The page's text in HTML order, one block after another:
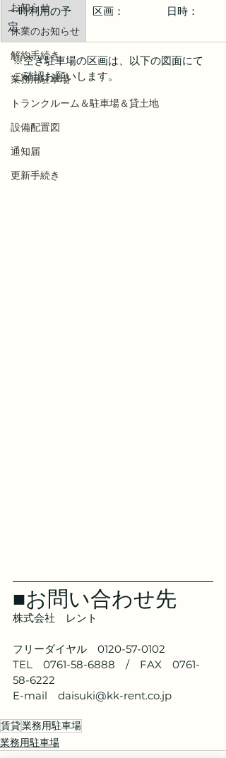
お知らせ
休業のお知らせ
解約手続き
業務用駐車場
トランクルーム＆駐車場＆貸土地
設備配置図
通知届
更新手続き
一時利用の予
定
区画：　　　　日時：
※空き駐車場の区画は、以下の図面にて
ご確認お願いします。
■お問い合わせ先
株式会社　レント
フリーダイヤル　0120-57-0102
TEL　0761-58-6888　/　FAX　0761-
58-6222
E-mail　daisuki@kk-rent.co.jp
賃貸業務用駐車場
業務用駐車場